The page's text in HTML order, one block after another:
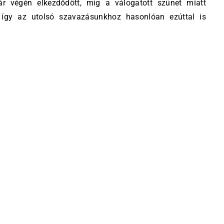
végén elkezdődött, míg a válogatott szünet miatt
az utolsó szavazásunkhoz hasonlóan ezúttal is